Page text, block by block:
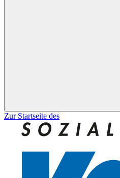
Zur Startseite des